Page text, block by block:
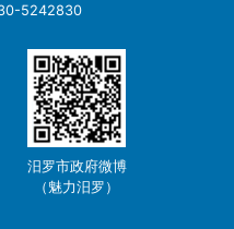
5242830
汨罗市政府微博
（魅力汨罗）